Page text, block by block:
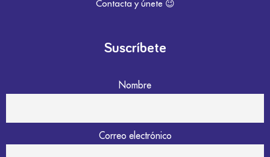
Contacta y únete 😉
Suscríbete
Nombre
Correo electrónico